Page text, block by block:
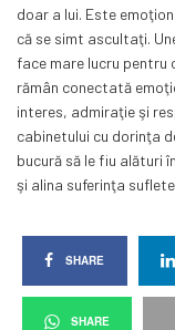
doar a lui. Este
că se simt ascultaţi.
face mare lucru
rămân conectată
interes, admiraţie şi
cabinetului cu dorinţa
bucură să le fiu alături
şi alina suferinţa
SHARE
SHARE